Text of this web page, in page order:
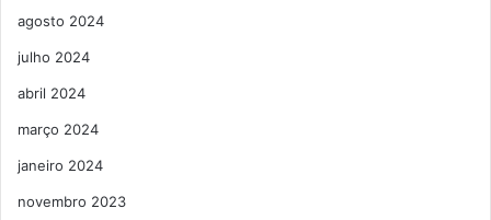
agosto 2024
julho 2024
abril 2024
março 2024
janeiro 2024
novembro 2023